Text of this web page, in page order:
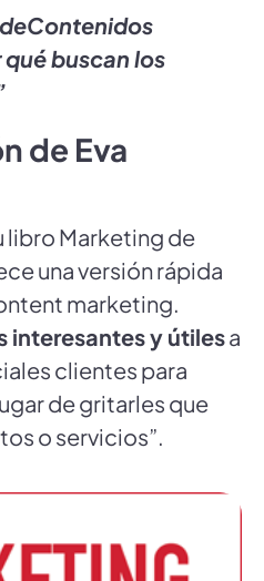
buscan los
de Eva
libro Marketing de
una versión rápida
marketing.
interesantes y útilesa
clientes para
de gritarles que
o servicios”.